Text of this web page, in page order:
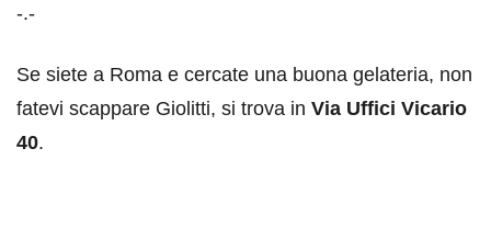
-.-
Se siete a Roma e cercate una buona gelateria, non
fatevi scappare Giolitti, si trova in Via Uffici Vicario
40.